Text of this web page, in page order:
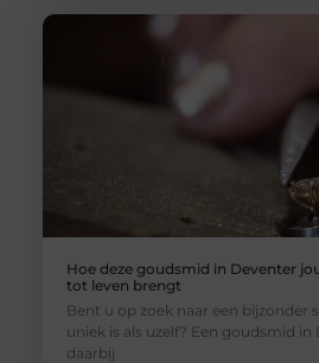
Hoe deze goudsmid in Deventer
tot leven brengt
Bent u op zoek naar een bijzonder
uniek is als uzelf? Een goudsmid in
daarbij